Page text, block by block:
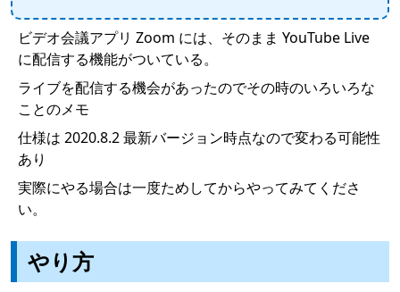
ビデオ会議アプリ Zoom には、そのまま YouTube Live
に配信する機能がついている。
ライブを配信する機会があったのでその時のいろいろな
ことのメモ
仕様は 2020.8.2 最新バージョン時点なので変わる可能性
あり
実際にやる場合は一度ためしてからやってみてくださ
い。
やり方